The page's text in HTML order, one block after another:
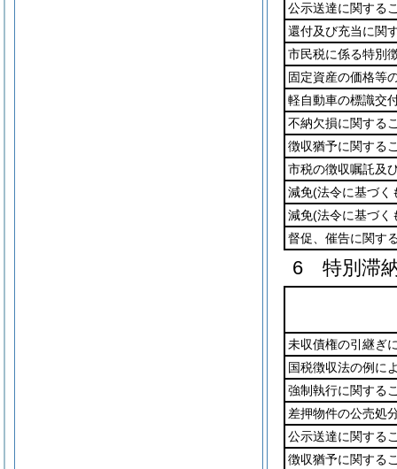
公示送達に関する
還付及び充当に関
市民税に係る特別
固定資産の価格等
軽自動車の標識交
不納欠損に関する
徴収猶予に関する
市税の徴収嘱託及
減免(法令に基づく
減免(法令に基づく
督促、催告に関す
6 特別滞
未収債権の引継ぎ
国税徴収法の例に
強制執行に関する
差押物件の公売処
公示送達に関する
徴収猶予に関する